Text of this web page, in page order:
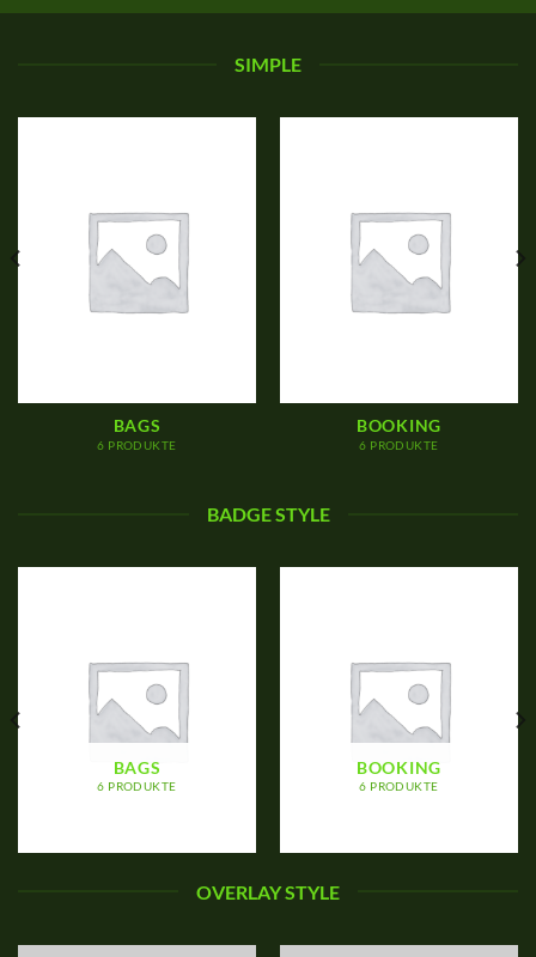
SIMPLE
BAGS
6 PRODUKTE
BOOKING
6 PRODUKTE
BADGE STYLE
BAGS
6 PRODUKTE
BOOKING
6 PRODUKTE
OVERLAY STYLE